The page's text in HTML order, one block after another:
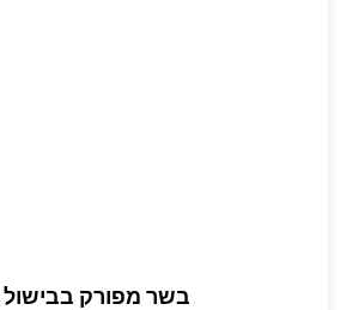
בשר מפורק בבישול